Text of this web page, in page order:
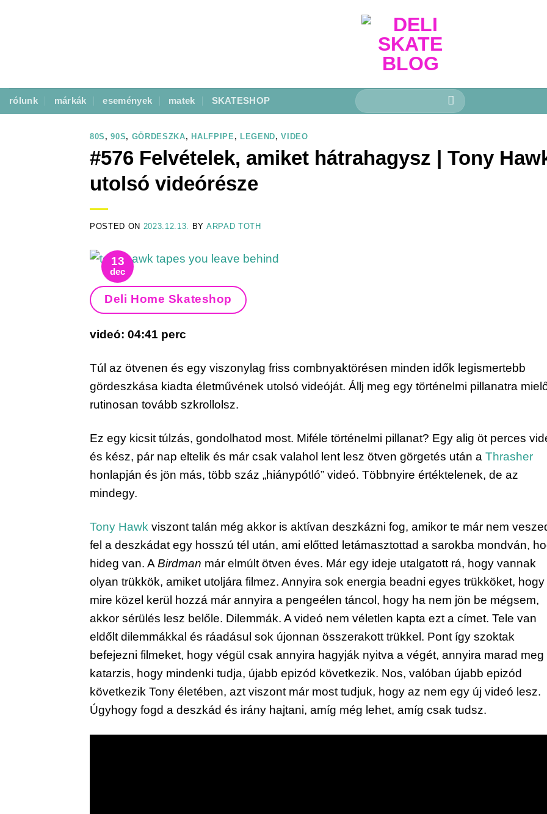
rólunk márkák események matek SKATESHOP
Keresés
a
80S ,90S, GÖRDESZKA, HALFPIPE, LEGEND,VIDEO
#576 Felvételek, amiket hátrahagysz | Tony
utolsó videórésze
POSTED ON 2023.12.13. BY ARPAD TOTH
13
dec
Deli Home Skateshop
videó: 04:41 perc
Túl az ötvenen és egy viszonylag friss combnyaktörésen minden idők legismertebb
gördeszkása kiadta életművének utolsó videóját. Állj meg egy történelmi pillanatra
rutinosan tovább szkrollolsz.
Ez egy kicsit túlzás, gondolhatod most. Miféle történelmi pillanat? Egy alig öt perces
és kész, pár nap eltelik és már csak valahol lent lesz ötven görgetés után a Thrasher
honlapján és jön más, több száz „hiánypótló” videó. Többnyire értéktelenek, de az
mindegy.
Tony Hawk viszont talán még akkor is aktívan deszkázni fog, amikor te már nem
fel a deszkádat egy hosszú tél után, ami előtted letámasztottad a sarokba mondván,
hideg van. A Birdman már elmúlt ötven éves. Már egy ideje utalgatott rá, hogy vannak
olyan trükkök, amiket utoljára filmez. Annyira sok energia beadni egyes trükköket, hogy
mire közel kerül hozzá már annyira a pengeélen táncol, hogy ha nem jön be mégsem,
akkor sérülés lesz belőle. Dilemmák. A videó nem véletlen kapta ezt a címet. Tele van
eldőlt dilemmákkal és ráadásul sok újonnan összerakott trükkel. Pont így szoktak
befejezni filmeket, hogy végül csak annyira hagyják nyitva a végét, annyira marad meg
katarzis, hogy mindenki tudja, újabb epizód következik. Nos, valóban újabb epizód
következik Tony életében, azt viszont már most tudjuk, hogy az nem egy új videó lesz.
Úgyhogy fogd a deszkád és irány hajtani, amíg még lehet, amíg csak tudsz.